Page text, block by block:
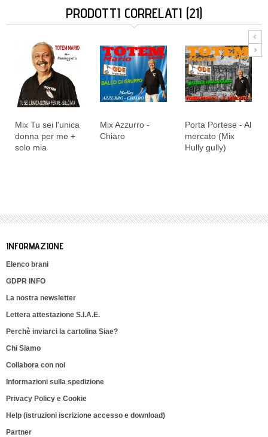
PRODOTTI CORRELATI (21)
Mix Tu sei l'unica
donna per me +
solo mia
Mix Azzurro -
Chiaro
Porta Portese - Al
mercato (Mix
Hully gully)
INFORMAZIONE
Elenco brani
GDPR INFO
La nostra newsletter
Lettera attestazione S.I.A.E.
Perchè inviarci la cartolina Siae?
Chi Siamo
Collabora con noi
Informazioni sulla spedizione
Privacy Policy e Cookie
Help (istruzioni iscrizione accesso e download)
Partner